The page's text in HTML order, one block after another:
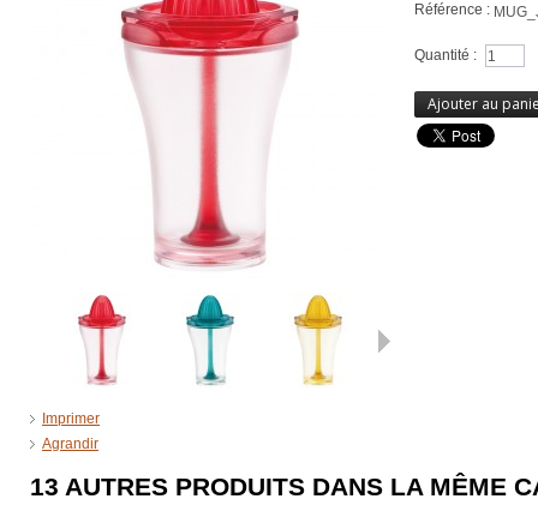
Imprimer
Agrandir
Référence :
Quantité :
Ajouter au
13 AUTRES PRODUITS DANS LA MÊME